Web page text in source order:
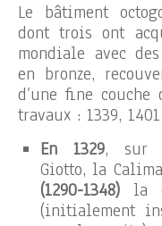
Le bâtiment
dont trois ont
mondiale avec
en bronze,
d’une fine couche
travaux : 1339,
En 1329, sur
Giotto, la
(1290-1348) la
(initialement